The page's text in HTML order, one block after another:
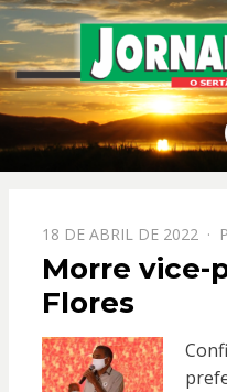
PPOSTADO
EM
18 DE ABRIL DE 2022
Morre vice-
Flores